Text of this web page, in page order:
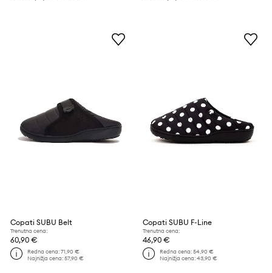
Copati SUBU Belt
Trenutna cena:
60,90 €
Redna cena:71,90 €
Najnižja cena:57,90 €
Copati SUBU F-Line
Trenutna cena:
46,90 €
Redna cena:54,90 €
Najnižja cena:43,90 €